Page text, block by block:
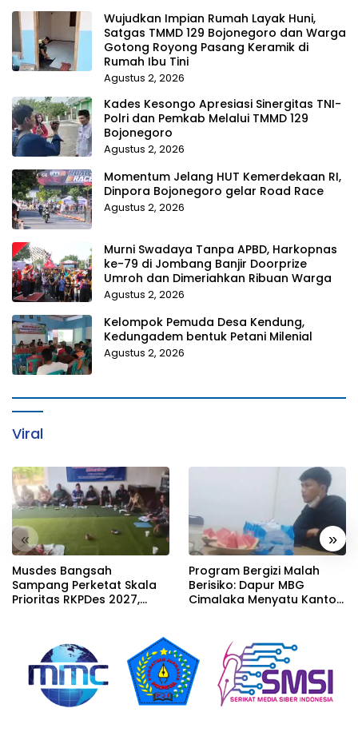
Wujudkan Impian Rumah Layak Huni,
Satgas TMMD 129 Bojonegoro dan Warga
Gotong Royong Pasang Keramik di
Rumah Ibu Tini
Agustus 2, 2026
Kades Kesongo Apresiasi Sinergitas TNI-
Polri dan Pemkab Melalui TMMD 129
Bojonegoro
Agustus 2, 2026
Momentum Jelang HUT Kemerdekaan RI,
Dinpora Bojonegoro gelar Road Race
Agustus 2, 2026
Murni Swadaya Tanpa APBD, Harkopnas
ke-79 di Jombang Banjir Doorprize
Umroh dan Dimeriahkan Ribuan Warga
Agustus 2, 2026
Kelompok Pemuda Desa Kendung,
Kedungadem bentuk Petani Milenial
Agustus 2, 2026
Viral
« »
Musdes Bangsah
Sampang Perketat Skala
Prioritas RKPDes 2027,
pada pemerataan yang
seragam
Program Bergizi Malah
Berisiko: Dapur MBG
Cimalaka Menyatu Kantor